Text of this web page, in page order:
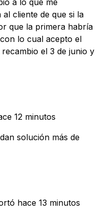
cliente de que si la
que la primera habría
lo cual acepto el
el 3 de junio y
12 minutos
solución más de
hace 13 minutos